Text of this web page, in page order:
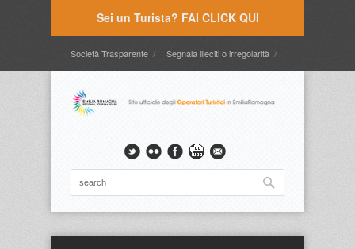
Sei un Turista? FAI CLICK QUI
Società Trasparente Segnala illeciti o irregolarità
Timbrature